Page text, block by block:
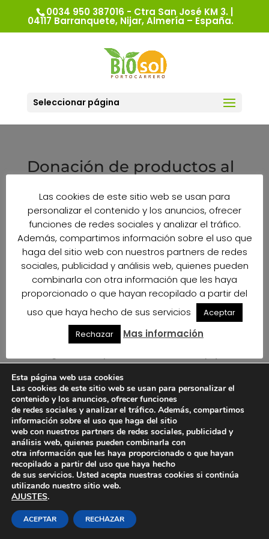
0034 950 387016 - Ctra San José KM 3. |
04117 Barranquete, Nijar, Almería – España.
Seleccionar página
Donación de productos al
Almería
Bio Sol Portocarrero ha realizado una nueva
donación al Banco de Alimentos de Almería,
una donación que consolida nuestra relación
de colaboración con esta entidad cuya labor
aporta tanta ayuda a los más vulnerables.
En esta ocasión la donación ha sido de 150 litros
de Zumo de Tomate Cherry Ecológico, 150 litros
de Salmorejo Ecológico y 35 litros de Gazpacho
necesitan refrigeración para su mantenimiento
de nuestra gama de Biotérraneo. Esperamos
sirvan de ayuda.
Las cookies de este sitio web se usan para
personalizar el contenido y los anuncios, ofrecer
funciones de redes sociales y analizar el tráfico.
Además, compartimos información sobre el uso que
haga del sitio web con nuestros partners de redes
sociales, publicidad y análisis web, quienes pueden
combinarla con otra información que les haya
proporcionado o que hayan recopilado a partir del
uso que haya hecho de sus servicios
Aceptar
Rechazar
Mas información
Esta página web usa cookies
Las cookies de este sitio web se usan para personalizar el
contenido y los anuncios, ofrecer funciones
de redes sociales y analizar el tráfico. Además, compartimos
información sobre el uso que haga del sitio
web con nuestros partners de redes sociales, publicidad y
análisis web, quienes pueden combinarla con
otra información que les haya proporcionado o que hayan
recopilado a partir del uso que haya hecho
de sus servicios. Usted acepta nuestras cookies si continúa
utilizando nuestro sitio web.
AJUSTES.
ACEPTAR RECHAZAR